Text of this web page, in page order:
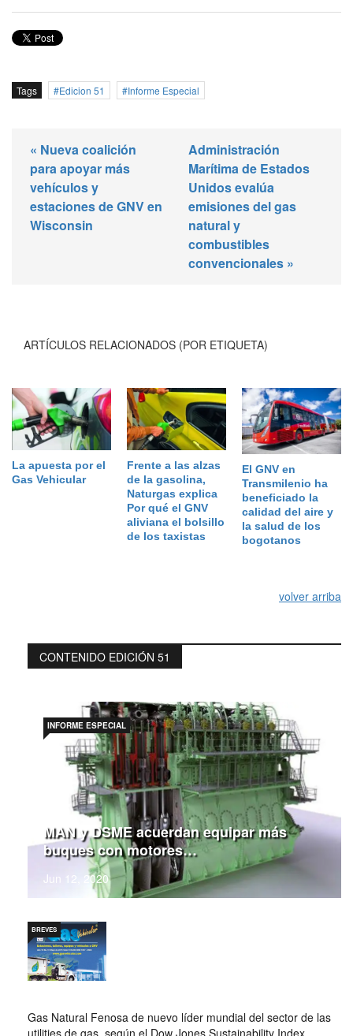
Tags Edicion 51 Informe Especial
« Nueva coalición
para apoyar más
vehículos y
estaciones de GNV en
Wisconsin
Administración
Marítima de Estados
Unidos evalúa
emisiones del gas
natural y
combustibles
convencionales »
ARTÍCULOS RELACIONADOS (POR ETIQUETA)
La apuesta por el
Gas Vehicular
Frente a las alzas
de la gasolina,
Naturgas explica
Por qué el GNV
aliviana el bolsillo
de los taxistas
El GNV en
Transmilenio ha
beneficiado la
calidad del aire y
la salud de los
bogotanos
volver arriba
CONTENIDO EDICIÓN 51
MAN y DSME acuerdan equipar más
buques con motores…
Jun 12, 2020
INFORME ESPECIAL
Gas Natural Fenosa de nuevo líder mundial del sector de las
utilities de gas, según el Dow Jones Sustainability Index
BREVES